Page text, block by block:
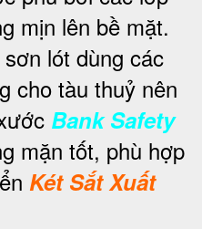
mịn lên bề mặt.
lót dùng các
cho tàu thuỷ nên
Bank Safety
mặn tốt, phù hợp
Két Sắt Xuất